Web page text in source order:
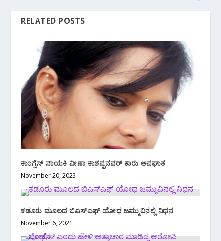
RELATED POSTS
ಕಾಂಗ್ರೆಸ್ ನಾಯಕಿ ವೀಣಾ ಕಾಶಪ್ಪನವರ್ ಕಾರು ಅಪಘಾತ
November 20, 2023
ಕಡೂರು ಮೂಲದ ಬಿಎಸ್‌ಎಫ್ ಯೋಧ ಜಮ್ಮುವಿನಲ್ಲಿ ನಿಧನ
November 6, 2021